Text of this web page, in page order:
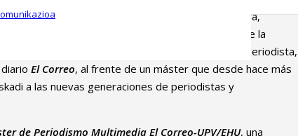
Multimedia El
. Cantalapiedra,
Periodismo
de la Facultad de Ciencias Sociales y de la
(UPV/EHU),
toma el relevo de César Coca, periodista,
El Correo, al frente de un máster que desde hace más
a las nuevas generaciones de periodistas y
de Periodismo Multimedia El Correo-UPV/EHU, una